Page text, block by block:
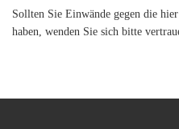
Sollten Sie Einwände gegen die
haben, wenden Sie sich bitte